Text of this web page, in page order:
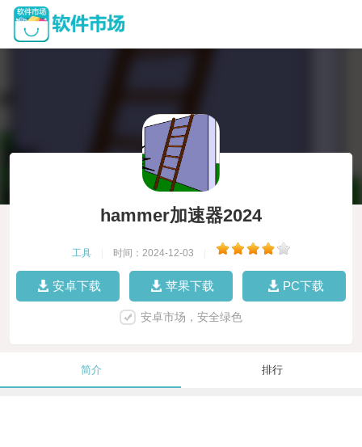
hammer加速器2024
工具 时间：2024-12-03
安卓下载 苹果下载 PC下载
安卓市场，安全绿色
简介 排行